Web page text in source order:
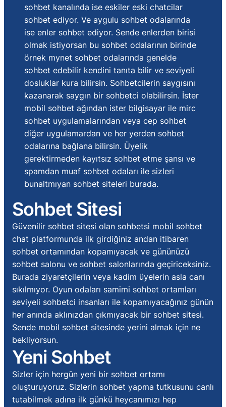
sohbet kanalında ise eskiler eski chatcilar
sohbet ediyor. Ve aygulu sohbet odalarında
ise enler sohbet ediyor. Sende enlerden birisi
olmak istiyorsan bu sohbet odalarının birinde
örnek mynet sohbet odalarında genelde
sohbet edebilir kendini tanıta bilir ve seviyeli
dosluklar kura bilirsin. Sohbetcilerin saygısını
kazanarak saygın bir sohbetci olabilirsin. İster
mobil sohbet ağından ister bilgisayar ile mirc
sohbet uygulamalarından veya cep sohbet
diğer uygulamardan ve her yerden sohbet
odalarına bağlana bilirsin. Üyelik
gerektirmeden kayıtsız sohbet etme şansı ve
spamdan muaf sohbet odaları ile sizleri
bunaltmıyan sohbet siteleri burada.
Sohbet Sitesi
Güvenilir sohbet sitesi olan sohbetsi mobil sohbet
chat platformunda ilk girdiğiniz andan itibaren
sohbet ortamından kopamıyacak ve gününüzü
sohbet salonu ve sohbet salonlarında geçiriceksiniz.
Burada ziyaretçilerin veya kadim üyelerin asla canı
sıkılmıyor. Oyun odaları samimi sohbet ortamları
seviyeli sohbetci insanları ile kopamıyacağınız günün
her anında aklınızdan çıkmıyacak bir sohbet sitesi.
Sende mobil sohbet sitesinde yerini almak için ne
bekliyorsun.
Yeni Sohbet
Sizler için hergün yeni bir sohbet ortamı
oluşturuyoruz. Sizlerin sohbet yapma tutkusunu canlı
tutabilmek adına ilk günkü heycanımızı hep